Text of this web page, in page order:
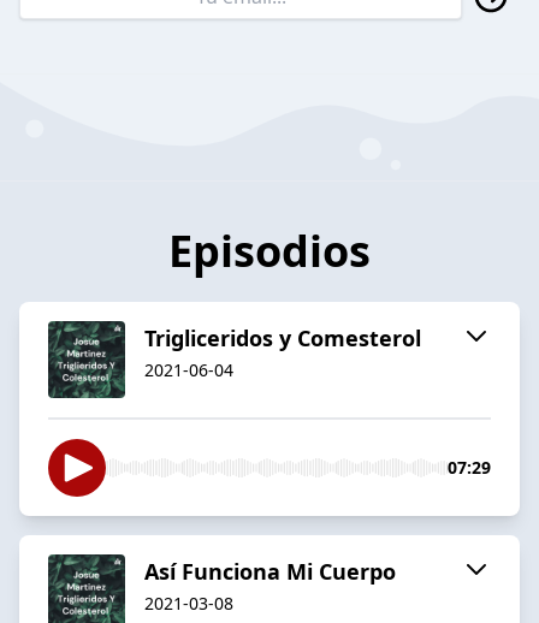
Episodios
Trigliceridos y Comesterol
2021-06-04
07:29
Así Funciona Mi Cuerpo
2021-03-08